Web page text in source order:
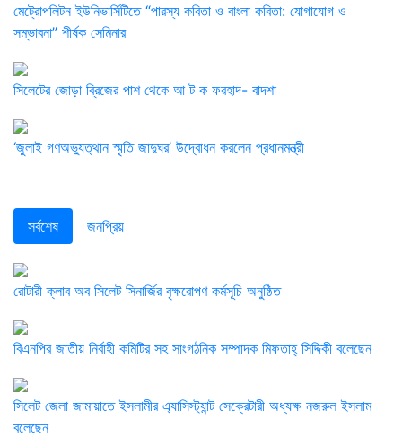
মেট্রোপলিটন ইউনিভার্সিটিতে “পারস্য কবিতা ও বাংলা কবিতা: যোগাযোগ ও
সম্ভাবনা” শীর্ষক সেমিনার
সিলেটের জোড়া ব্রিজের পাশ থেকে আ ট ক ফরহাদ- বাদশা
‘জুলাই গণঅভ্যুত্থান স্মৃতি জাদুঘর’ উদ্বোধন করলেন প্রধানমন্ত্রী
সর্বশেষ জনপ্রিয়
রোটারী ক্লাব অব সিলেট সিনার্জির বৃক্ষরোপণ কর্মসূচি অনুষ্ঠিত
বিএনপির জাতীয় নির্বাহী কমিটির সহ সাংগঠনিক সম্পাদক মিফতাহ্ সিদ্দিকী বলেছেন
সিলেট জেলা জামায়াতে ইসলামীর এ্যাসিস্ট্যান্ট সেক্রেটারী অধ্যক্ষ নজরুল ইসলাম
বলেছেন